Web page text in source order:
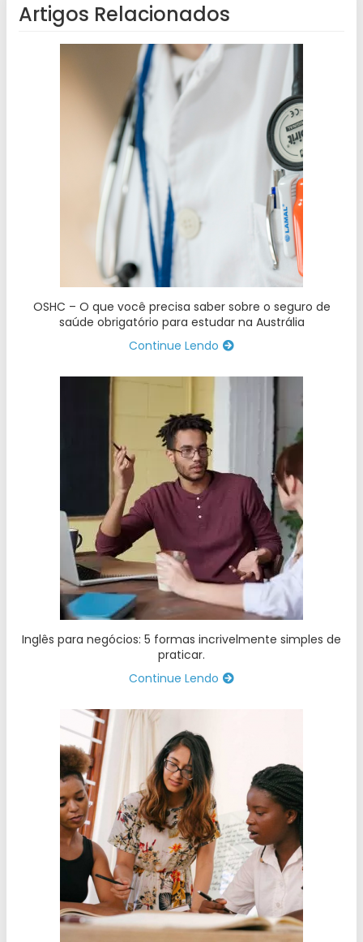
Artigos Relacionados
OSHC – O que você precisa saber sobre o seguro de
saúde obrigatório para estudar na Austrália
Continue Lendo
Inglês para negócios: 5 formas incrivelmente simples de
praticar.
Continue Lendo